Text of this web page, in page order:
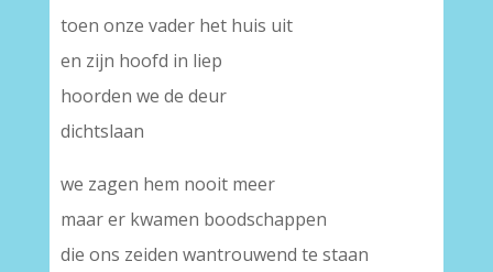
toen onze vader het huis uit
en zijn hoofd in liep
hoorden we de deur
dichtslaan
we zagen hem nooit meer
maar er kwamen boodschappen
die ons zeiden wantrouwend te staan